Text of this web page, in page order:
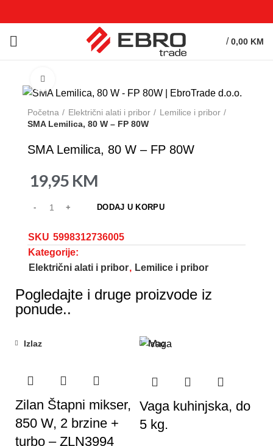
/ 0,00 KM
Početna Električni alati i pribor
Lemilice i pribor
SMA Lemilica, 80 W – FP 80W
SMA Lemilica, 80 W – FP 80W
19,95 KM
DODAJ U KORPU
SKU 5998312736005
Kategorije:
Električni alati i pribor, Lemilice i pribor
Pogledajte i druge proizvode iz
ponude..
Izlaz
Zilan Štapni mikser,
850 W, 2 brzine +
turbo – ZLN3994
Izlaz
Vaga kuhinjska, do
5 kg.